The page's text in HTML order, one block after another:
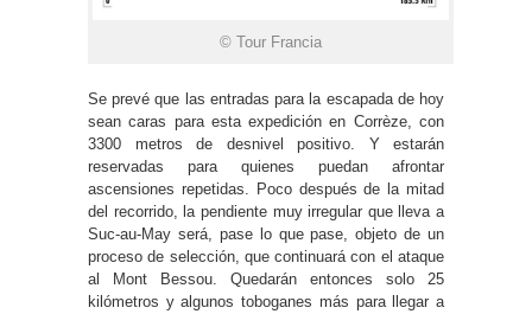
© Tour Francia
Se prevé que las entradas para la escapada de hoy
sean caras para esta expedición en Corrèze, con
3300 metros de desnivel positivo. Y estarán
reservadas para quienes puedan afrontar
ascensiones repetidas. Poco después de la mitad
del recorrido, la pendiente muy irregular que lleva a
Suc-au-May será, pase lo que pase, objeto de un
proceso de selección, que continuará con el ataque
al Mont Bessou. Quedarán entonces solo 25
kilómetros y algunos toboganes más para llegar a